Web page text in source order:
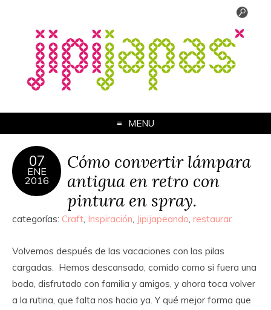
MENU
07
ENE
2016
Cómo convertir lámpara
antigua en retro con
pintura en spray.
categorías: Craft, Inspiración, Jipijapeando, restaurar
Volvemos después de las vacaciones con las pilas
cargadas. Hemos descansado, comido como si fuera una
boda, disfrutado con familia y amigos, y ahora toca volver
a la rutina, que falta nos hacia ya. Y qué mejor forma que